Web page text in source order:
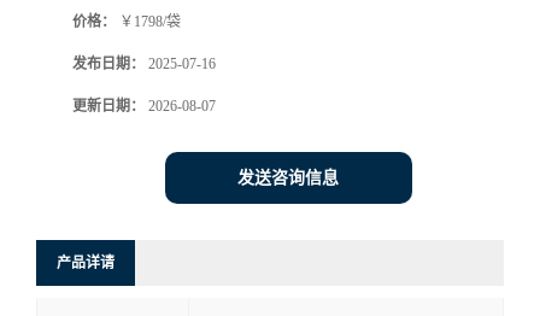
价格： ￥1798/袋
发布日期： 2025-07-16
更新日期： 2026-08-07
发送咨询信息
产品详请